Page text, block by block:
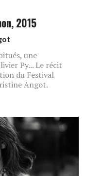
2015
une
Py... Le récit
du Festival
Angot.